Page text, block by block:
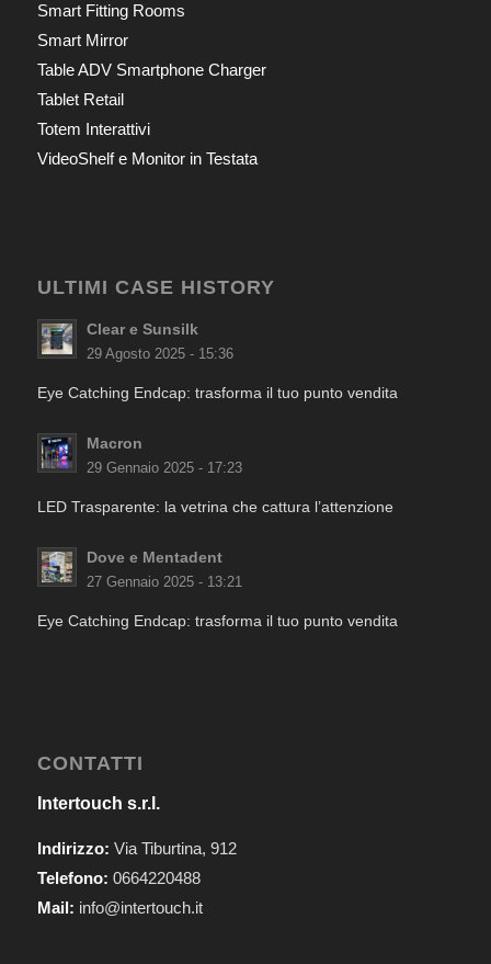
Smart Fitting Rooms
Smart Mirror
Table ADV Smartphone Charger
Tablet Retail
Totem Interattivi
VideoShelf e Monitor in Testata
ULTIMI CASE HISTORY
Clear e Sunsilk
29 Agosto 2025 - 15:36
Eye Catching Endcap: trasforma il tuo punto vendita
Macron
29 Gennaio 2025 - 17:23
LED Trasparente: la vetrina che cattura l’attenzione
Dove e Mentadent
27 Gennaio 2025 - 13:21
Eye Catching Endcap: trasforma il tuo punto vendita
CONTATTI
Intertouch s.r.l.
Indirizzo: Via Tiburtina, 912
Telefono: 0664220488
Mail: info@intertouch.it